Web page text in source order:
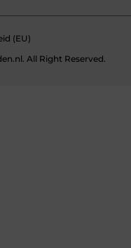
(EU)
All Right Reserved.